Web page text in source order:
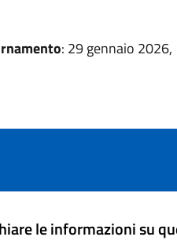
: 29 gennaio 2026,
le informazioni su